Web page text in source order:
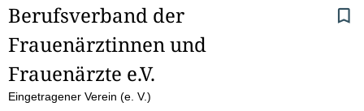
S
e
i
Berufsverband der
Frauenärztinnen und
Frauenärzte e.V.
Eingetragener Verein (e. V.)